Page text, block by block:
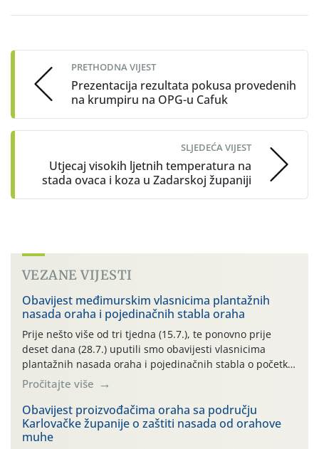
navigation
PRETHODNA VIJEST
Prezentacija rezultata pokusa provedenih
na krumpiru na OPG-u Cafuk
SLJEDEĆA VIJEST
Utjecaj visokih ljetnih temperatura na
stada ovaca i koza u Zadarskoj županiji
VEZANE VIJESTI
Obavijest međimurskim vlasnicima plantažnih
nasada oraha i pojedinačnih stabla oraha
Prije nešto više od tri tjedna (15.7.), te ponovno prije
deset dana (28.7.) uputili smo obavijesti vlasnicima
plantažnih nasada oraha i pojedinačnih stabla o početku
leta i ovogodišnjoj potrebi usmjerenog suzbijanja
orahove muhe (Rhagoletis completa)! Već dvanaest dana
traje drugi ovogodišnji “toplinski udar”, koji naročito
izražen zadnja šest dana (31.7.-05.8.), jer najviše
temperature zraka svakodnevno […]
Pročitajte više
Obavijest proizvođačima oraha sa području
Karlovačke županije o zaštiti nasada od orahove
muhe